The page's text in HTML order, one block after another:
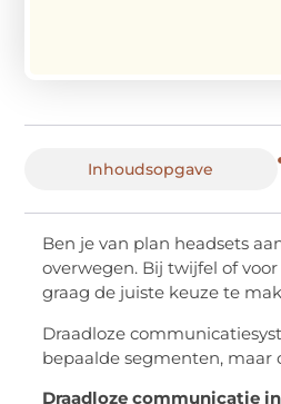
Inhoudsopgave
Ben je van plan headsets
overwegen. Bij twijfel of
graag de juiste keuze te
Draadloze
bepaalde segmenten, maar
Draadloze communicatie